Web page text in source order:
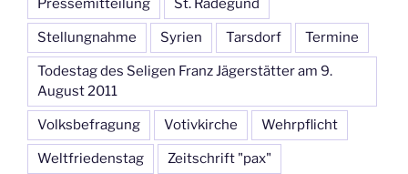
Pressemitteilung St. Radegund
Stellungnahme Syrien Tarsdorf Termine
Todestag des Seligen Franz Jägerstätter am 9.
August 2011
Volksbefragung Votivkirche Wehrpflicht
Weltfriedenstag Zeitschrift "pax"